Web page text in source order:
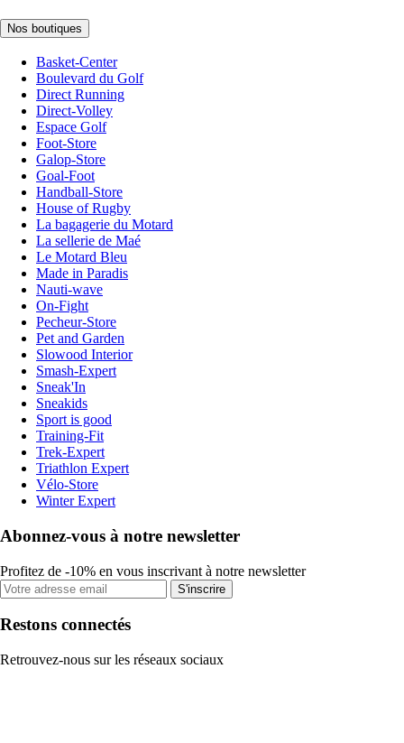
Nos boutiques
Basket-Center
Boulevard du Golf
Direct Running
Direct-Volley
Espace Golf
Foot-Store
Galop-Store
Goal-Foot
Handball-Store
House of Rugby
La bagagerie du Motard
La sellerie de Maé
Le Motard Bleu
Made in Paradis
Nauti-wave
On-Fight
Pecheur-Store
Pet and Garden
Slowood Interior
Smash-Expert
Sneak'In
Sneakids
Sport is good
Training-Fit
Trek-Expert
Triathlon Expert
Vélo-Store
Winter Expert
Abonnez-vous à notre newsletter
Profitez de -10% en vous inscrivant à notre newsletter
S'inscrire
Restons connectés
Retrouvez-nous sur les réseaux sociaux